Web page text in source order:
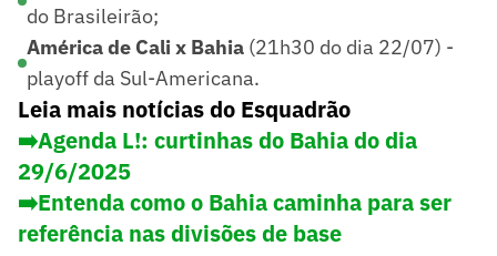
do Brasileirão;
América de Cali x Bahia (21h30 do dia 22/07) -
playoff da Sul-Americana.
Leia mais notícias do Esquadrão
➡️Agenda L!: curtinhas do Bahia do dia
29/6/2025
➡️Entenda como o Bahia caminha para ser
referência nas divisões de base